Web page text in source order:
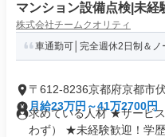
マンション設備点検|未経
株式会社チームクオリティ
車通勤可│完全週休2日制＆
〒612-8236京都府京都市
栖里ノ内
月給23万円～41万2700円
求めている人材 ★サービ
わず） ★未経験歓迎！学歴